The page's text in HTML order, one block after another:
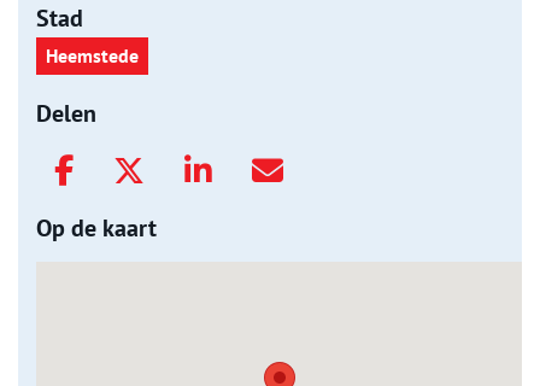
Stad
Heemstede
Delen
Op de kaart